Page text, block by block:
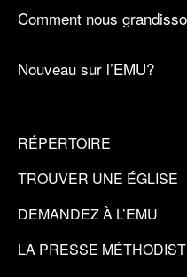
Comment nous
Nouveau sur l’EMU?
RÉPERTOIRE
TROUVER UNE ÉGLISE
DEMANDEZ À L’EMU
LA PRESSE